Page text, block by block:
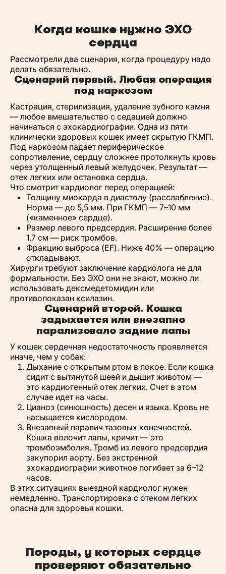
Когда кошке нужно ЭХО
сердца
Рассмотрели два сценария, когда процедуру надо
делать обязательно.
Сценарий первый. Любая операция
под наркозом
Кастрация, стерилизация, удаление зубного камня
— любое вмешательство с седацией должно
начинаться с эхокардиографии. Одна из пяти
клинически здоровых кошек имеет скрытую ГКМП.
Под наркозом падает периферическое
сопротивление, сердцу сложнее протолкнуть кровь
через утолщенный левый желудочек. Результат —
отек легких или остановка сердца.
Что смотрит кардиолог перед операцией:
Толщину миокарда в диастолу (расслабление).
Норма — до 5,5 мм. При ГКМП — 7–10 мм
(«каменное» сердце).
Размер левого предсердия. Расширение более
1,7 см — риск тромбов.
Фракцию выброса (EF). Ниже 40% — операцию
откладывают.
Хирурги требуют заключение кардиолога не для
формальности. Без ЭХО они не знают, можно ли
использовать дексмедетомидин или
противопоказан ксилазин.
Сценарий второй. Кошка
задыхается или внезапно
парализовало задние лапы
У кошек сердечная недостаточность проявляется
иначе, чем у собак:
Дыхание с открытым ртом в покое. Если кошка
сидит с вытянутой шеей и дышит животом —
это кардиогенный отек легких. Счет в этом
случае идет на часы.
Цианоз (синюшность) десен и языка. Кровь не
насыщается кислородом.
Внезапный паралич тазовых конечностей.
Кошка волочит лапы, кричит — это
тромбоэмболия. Тромб из левого предсердия
закупорил аорту. Без экстренной
эхокардиографии животное погибает за 6–12
часов.
В этих ситуациях выездной кардиолог нужен
немедленно. Транспортировка с отеком легких
опасна для здоровья кошки.
Породы, у которых сердце
проверяют обязательно